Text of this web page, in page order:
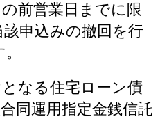
前営業日までに限
申込みの撤回を行
なる住宅ローン債
同運用指定金銭信託